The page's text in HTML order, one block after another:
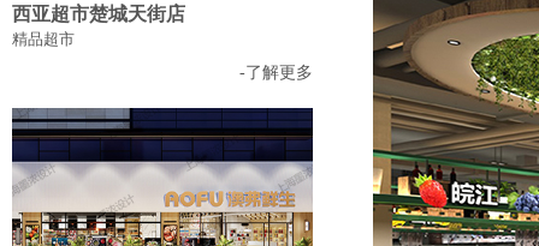
西亚超市楚城天街店
精品超市
-了解更多